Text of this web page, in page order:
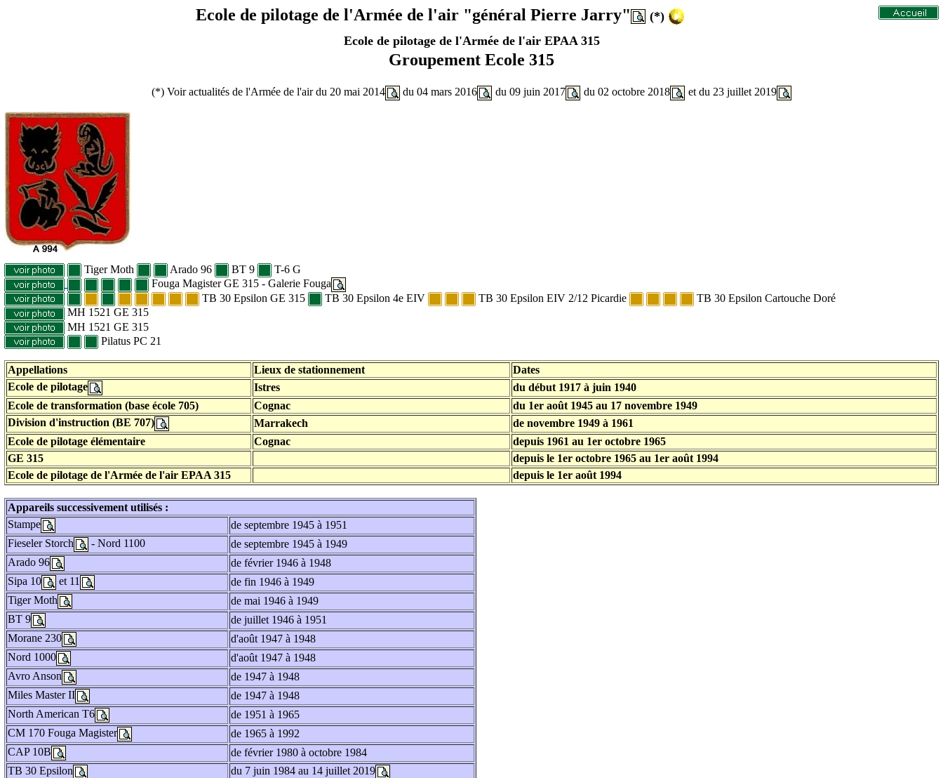
Ecole de pilotage de l'Armée de l'air "général Pierre Jarry"
(*)
Ecole de pilotage de l'Armée de l'air EPAA 315
Groupement Ecole 315
(*) Voir actualités de l'Armée de l'air du 20 mai 2014 du 04 mars 2016 du 09 juin 2017 du 02 octobre 2018 et du 23 juillet 2019
Tiger Moth Arado 96 BT 9
T-6 G
Fouga Magister GE 315 - Galerie Fouga
TB 30 Epsilon GE 315
TB 30 Epsilon 4e EIV TB 30 Epsilon EIV 2/12 Picardie
TB 30 Epsilon Cartouche Doré
MH 1521 GE 315
MH 1521 GE 315
Pilatus PC 21
Appellations Lieux de stationnement
Dates
Ecole de pilotage
Istres
du début 1917 à juin 1940
Ecole de transformation (base école 705)
Cognac
du 1er août 1945 au 17 novembre 1949
Division d'instruction (BE 707)
Marrakech
de novembre 1949 à 1961
Ecole de pilotage élémentaire
Cognac
depuis 1961 au 1er octobre 1965
GE 315
depuis le 1er octobre 1965 au 1er août 1994
Ecole de pilotage de l'Armée de l'air EPAA 315
depuis le 1er août 1994
Appareils successivement utilisés :
Stampe
de septembre 1945 à 1951
Fieseler Storch
- Nord 1100
de septembre 1945 à 1949
Arado 96
de février 1946 à 1948
Sipa 10
et 11
de fin 1946 à 1949
Tiger Moth
de mai 1946 à 1949
BT 9
de juillet 1946 à 1951
Morane 230
d'août 1947 à 1948
Nord 1000
d'août 1947 à 1948
Avro Anson
de 1947 à 1948
Miles Master II
de 1947 à 1948
North American T6
de 1951 à 1965
CM 170 Fouga Magister
de 1965 à 1992
CAP 10B
de février 1980 à octobre 1984
TB 30 Epsilon
du 7 juin 1984 au 14 juillet 2019